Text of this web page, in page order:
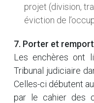
projet (division,
éviction de
7. Porter et
Les enchères ont
Tribunal judiciaire
Celles-ci débutent
par le cahier des